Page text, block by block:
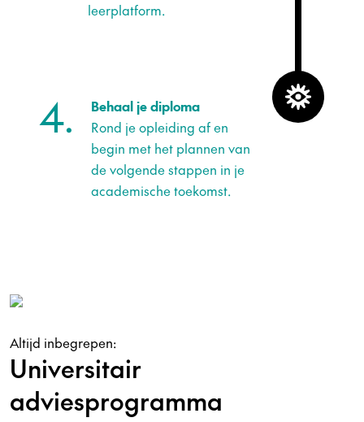
leerplatform.
4.
Behaal je diploma
Rond je opleiding af en
begin met het plannen van
de volgende stappen in je
academische toekomst.
Altijd inbegrepen:
Universitair
adviesprogramma